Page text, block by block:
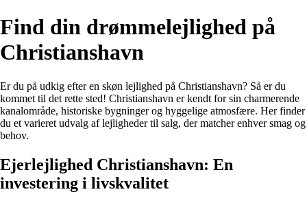
Find din drømmelejlighed på
Christianshavn
Er du på udkig efter en skøn lejlighed på Christianshavn? Så er du
kommet til det rette sted! Christianshavn er kendt for sin charmerende
kanalområde, historiske bygninger og hyggelige atmosfære. Her finder
du et varieret udvalg af lejligheder til salg, der matcher enhver smag og
behov.
Ejerlejlighed Christianshavn: En
investering i livskvalitet